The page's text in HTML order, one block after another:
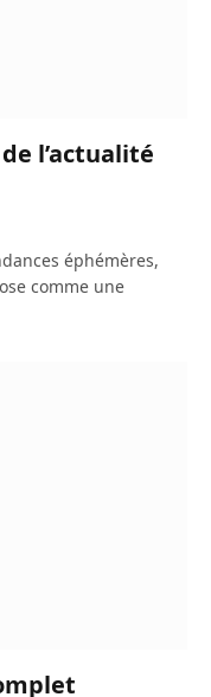
l’actualité
éphémères,
comme une